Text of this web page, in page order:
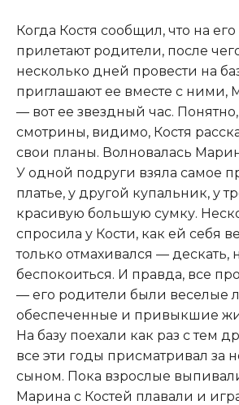
​Когда Костя сообщил, что на
прилетают родители, после
несколько дней провести на
приглашают ее вместе с ними,
— вот ее звездный час. Понятно,
смотрины, видимо, Костя
свои планы. Волновалась
У одной подруги взяла самое
платье, у другой купальник, у
красивую большую сумку.
спросила у Кости, как ей себя
только отмахивался — дескать,
беспокоиться. И правда, все
— его родители были веселые
обеспеченные и привыкшие
На базу поехали как раз с тем
все эти годы присматривал за
сыном. Пока взрослые
Марина с Костей плавали и